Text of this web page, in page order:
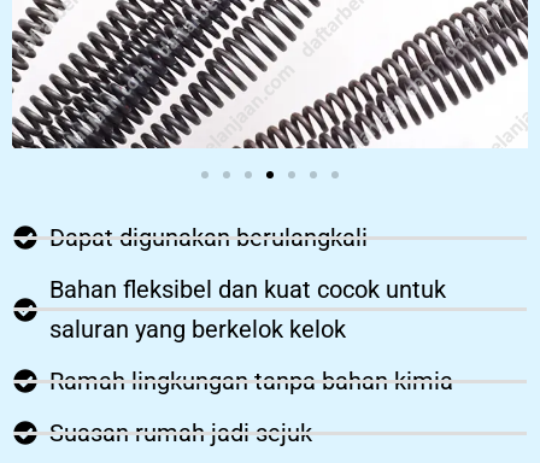
Dapat digunakan berulangkali
Bahan fleksibel dan kuat cocok untuk
saluran yang berkelok kelok
Ramah lingkungan tanpa bahan kimia
Suasan rumah jadi sejuk